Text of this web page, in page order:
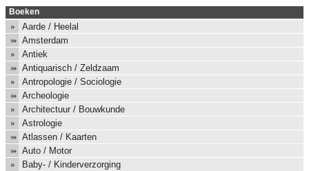
Boeken
Aarde / Heelal
Amsterdam
Antiek
Antiquarisch / Zeldzaam
Antropologie / Sociologie
Archeologie
Architectuur / Bouwkunde
Astrologie
Atlassen / Kaarten
Auto / Motor
Baby- / Kinderverzorging